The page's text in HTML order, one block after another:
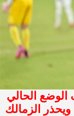
الحالي
الزمالك